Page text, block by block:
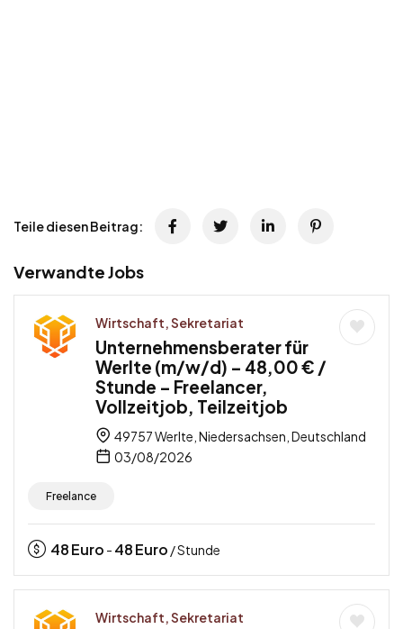
Teile diesen Beitrag:
Verwandte Jobs
Wirtschaft, Sekretariat
Unternehmensberater für
Werlte (m/w/d) – 48,00 € /
Stunde – Freelancer,
Vollzeitjob, Teilzeitjob
49757 Werlte, Niedersachsen, Deutschland
03/08/2026
Freelance
48Euro - 48Euro / Stunde
Wirtschaft, Sekretariat